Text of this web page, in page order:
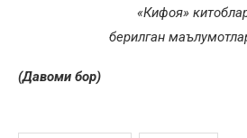
«Кифоя»
берилган
(Давоми бор)